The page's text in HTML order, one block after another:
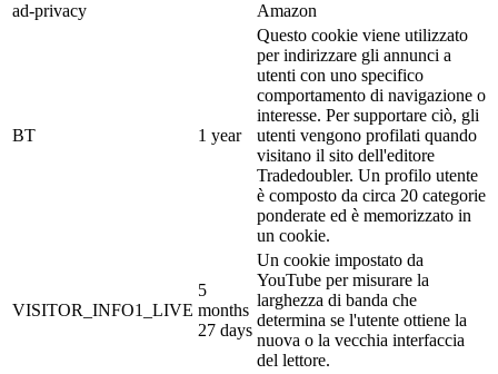
ad-privacy
Amazon
BT 1 year
Questo cookie viene utilizzato
per indirizzare gli annunci a
utenti con uno specifico
comportamento di navigazione o
interesse. Per supportare ciò, gli
utenti vengono profilati quando
visitano il sito dell'editore
Tradedoubler. Un profilo utente
è composto da circa 20 categorie
ponderate ed è memorizzato in
un cookie.
VISITOR_INFO1_LIVE
5
months
27 days
Un cookie impostato da
YouTube per misurare la
larghezza di banda che
determina se l'utente ottiene la
nuova o la vecchia interfaccia
del lettore.